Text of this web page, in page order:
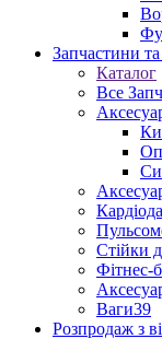
Запчастини
Каталог
Все
Стійки
Фітнес-
Ваги39
Розпродаж з